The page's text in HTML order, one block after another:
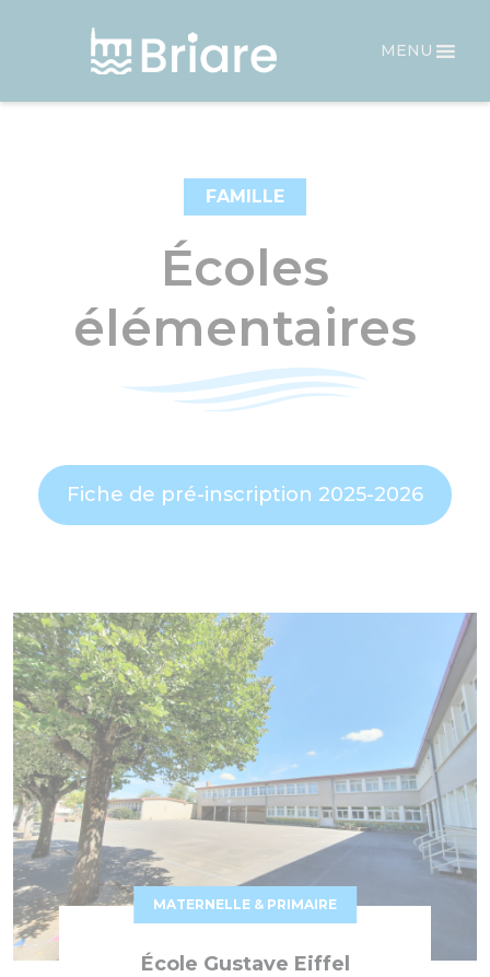
MENU
FAMILLE
Écoles
élémentaires
Fiche de pré-inscription 2025-2026
École Gustave Eiffel
MATERNELLE & PRIMAIRE